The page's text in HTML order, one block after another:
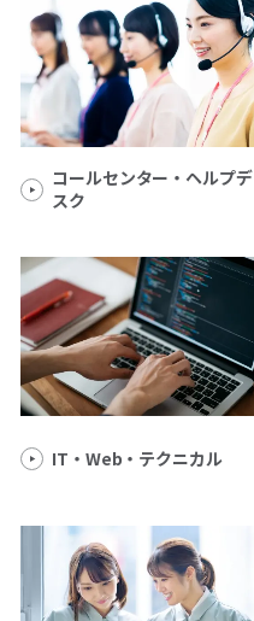
コールセンター・ヘルプデ
スク
IT・Web・テクニカル